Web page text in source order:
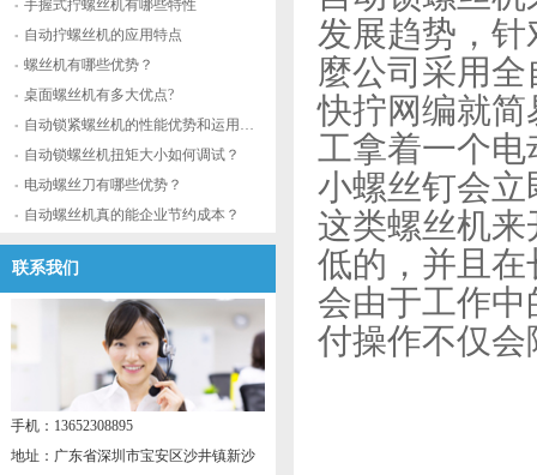
手握式拧螺丝机有哪些特性
自动拧螺丝机的应用特点
螺丝机有哪些优势？
桌面螺丝机有多大优点?
自动锁紧螺丝机的性能优势和运用流程
自动锁螺丝机扭矩大小如何调试？
电动螺丝刀有哪些优势？
自动螺丝机真的能企业节约成本？
联系我们
手机：13652308895
地址：广东省深圳市宝安区沙井镇新沙
发展趋势，
麼公司采用
快拧网编就
工拿着一个
小螺丝钉会
这类螺丝机
低的，并且
会由于工作
付操作不仅